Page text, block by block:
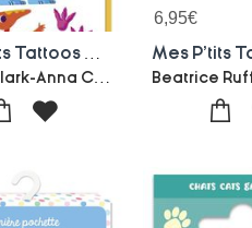
6,95€